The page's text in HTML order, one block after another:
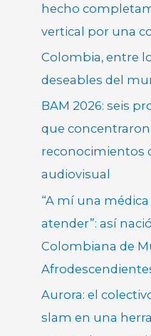
hecho
vertical por una
Colombia, entre
deseables del
BAM 2026: seis
que
reconocimientos
audiovisual
“A mí una
atender”: así
Colombiana de
Aurora: el
slam en una